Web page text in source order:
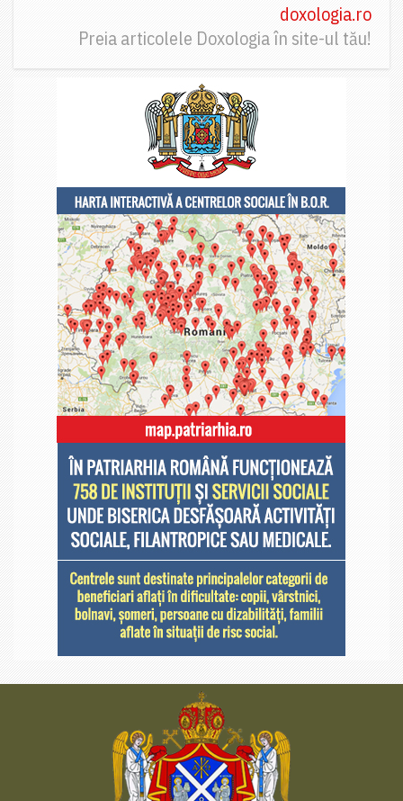
doxologia.ro
Preia articolele Doxologia în site-ul tău!